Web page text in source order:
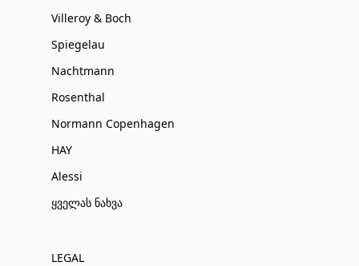
Villeroy & Boch
Spiegelau
Nachtmann
Rosenthal
Normann Copenhagen
HAY
Alessi
ყველას ნახვა
LEGAL